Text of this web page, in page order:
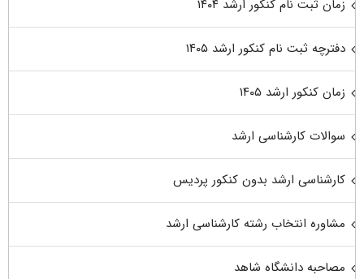
زمان ثبت نام کنکور ارشد ۱۴۰۴
دفترچه ثبت نام کنکور ارشد ۱۴۰۵
زمان کنکور ارشد ۱۴۰۵
سوالات کارشناسی ارشد
کارشناسی ارشد بدون کنکور پردیس
مشاوره انتخاب رشته کارشناسی ارشد
مصاحبه دانشگاه شاهد